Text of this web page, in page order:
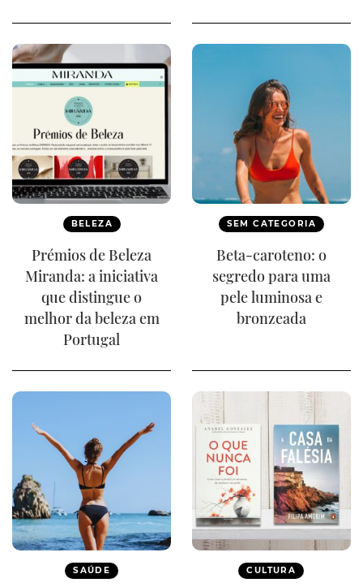
BELEZA
Prémios de Beleza
Miranda: a iniciativa
que distingue o
melhor da beleza em
Portugal
SEM CATEGORIA
Beta-caroteno: o
segredo para uma
pele luminosa e
bronzeada
SAÚDE CULTURA